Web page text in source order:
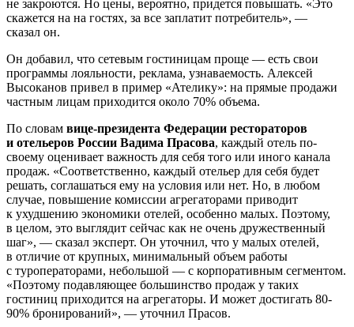
не закроются. Но цены, вероятно, придется повышать. «Это
скажется на на гостях, за все заплатит потребитель», —
сказал он.
Он добавил, что сетевым гостиницам проще — есть свои
программы лояльности, реклама, узнаваемость. Алексей
Высоканов привел в пример «Ателику»: на прямые продажи
частным лицам приходится около 70% объема.
По словам вице-президента Федерации рестораторов
и отельеров России Вадима Прасова, каждый отель по-
своему оценивает важность для себя того или иного канала
продаж. «Соответственно, каждый отельер для себя будет
решать, соглашаться ему на условия или нет. Но, в любом
случае, повышение комиссии агрегаторами приводит
к ухудшению экономики отелей, особенно малых. Поэтому,
в целом, это выглядит сейчас как не очень дружественный
шаг», — сказал эксперт. Он уточнил, что у малых отелей,
в отличие от крупных, минимальный объем работы
с туроператорами, небольшой — с корпоративным сегментом.
«Поэтому подавляющее большинство продаж у таких
гостиниц приходится на агрегаторы. И может достигать 80-
90% бронирований», — уточнил Прасов.